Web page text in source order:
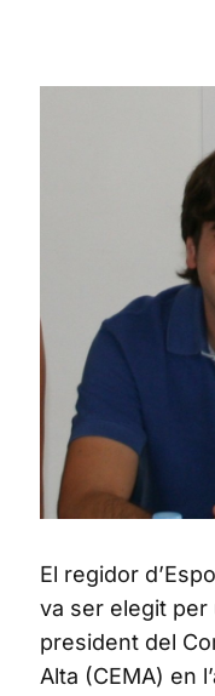
El regidor
va ser elegit per
president del
Alta (CEMA) en